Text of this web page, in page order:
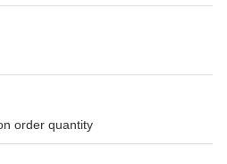
order quantity